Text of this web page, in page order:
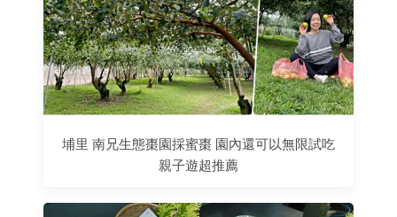
埔里 南兄生態棗園採蜜棗 園內還可以無限試吃
親子遊超推薦